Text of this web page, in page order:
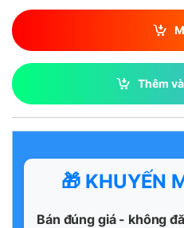
Thêm
🎁 KHUYẾN
Bán đúng giá - không